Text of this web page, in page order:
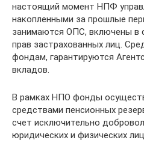
настоящий момент НПФ
накопленными за прошлые
занимаются ОПС, включены в
прав застрахованных лиц.
фондам, гарантируются
вкладов.
В рамках НПО фонды
средствами пенсионных
счет исключительно
юридических и физических лиц.